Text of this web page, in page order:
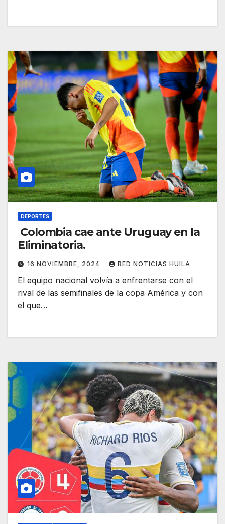
DEPORTES
Colombia cae ante Uruguay en la
Eliminatoria.
16 NOVIEMBRE, 2024 RED NOTICIAS HUILA
El equipo nacional volvía a enfrentarse con el
rival de las semifinales de la copa América y con
el que…